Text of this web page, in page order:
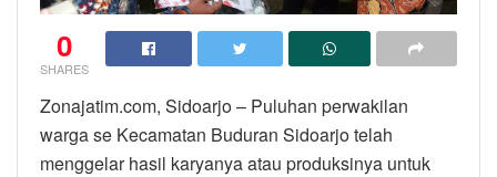
0
SHARES
Zonajatim.com, Sidoarjo – Puluhan perwakilan
warga se Kecamatan Buduran Sidoarjo telah
menggelar hasil karyanya atau produksinya untuk